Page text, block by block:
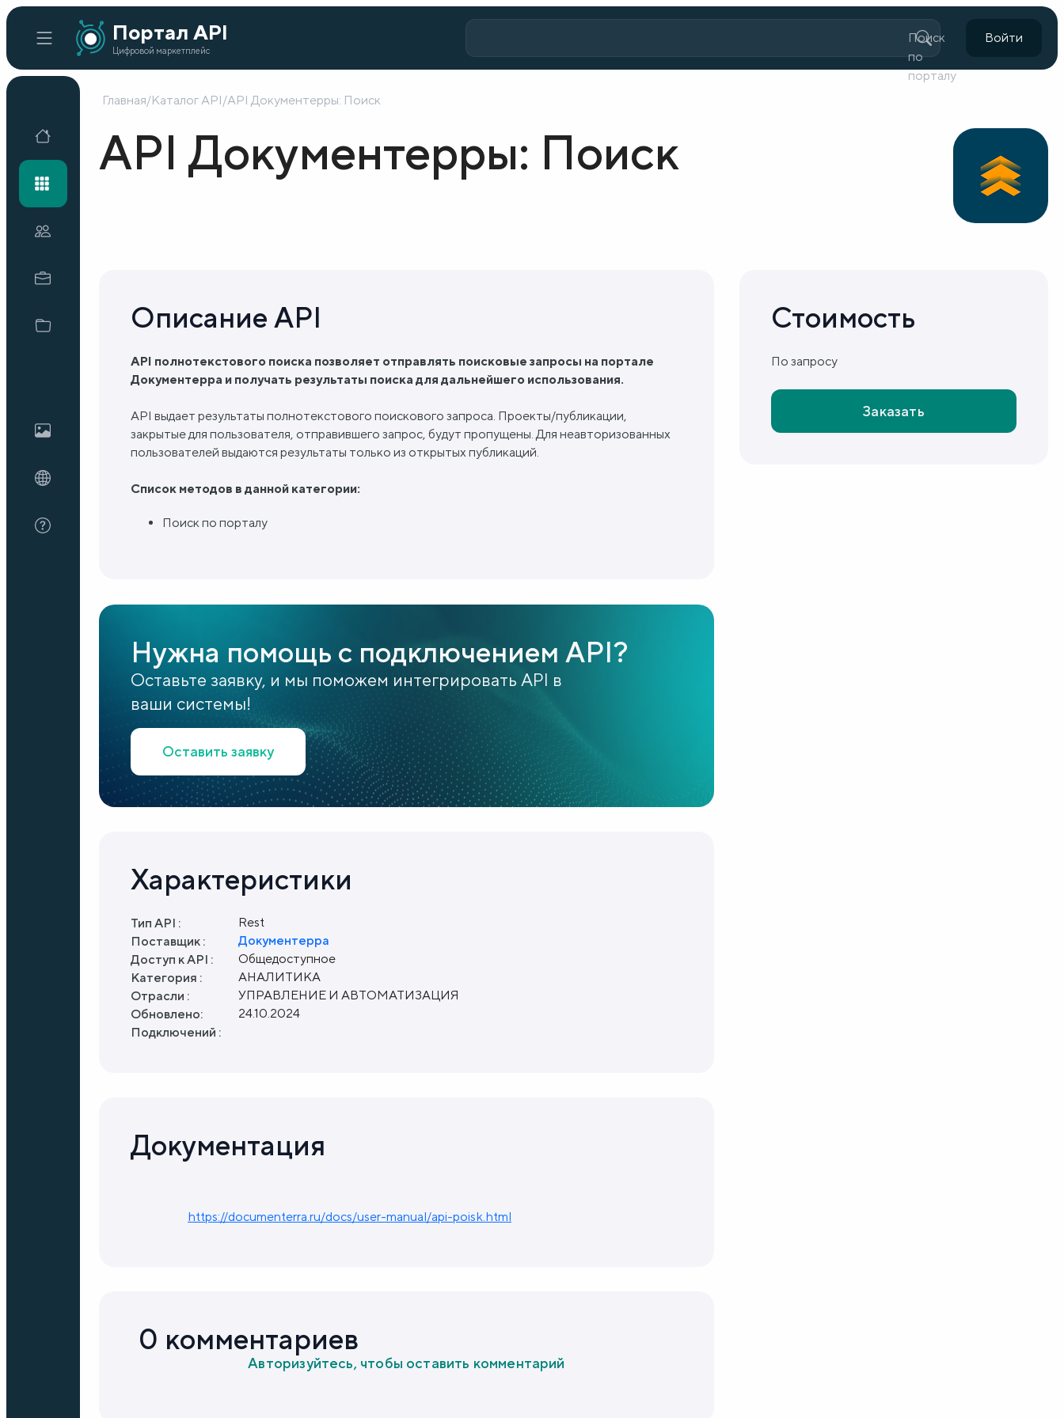
Портал API
Цифровой маркетплейс
Поиск
по
порталу
Войти
Главная/Каталог API/API Документерры: Поиск
API Документерры: Поиск
Описание API
API полнотекстового поиска позволяет отправлять поисковые запросы на портале
Документерра и получать результаты поиска для дальнейшего использования.
API выдает результаты полнотекстового поискового запроса. Проекты/публикации,
закрытые для пользователя, отправившего запрос, будут пропущены. Для неавторизованных
пользователей выдаются результаты только из открытых публикаций.
Список методов в данной категории:
Поиск по порталу
Нужна помощь с подключением API?
Оставьте заявку, и мы поможем интегрировать API в
ваши системы!
Оставить заявку
Характеристики
Тип API :
Rest
Поставщик :
Документерра
Доступ к API :
Общедоступное
Категория :
АНАЛИТИКА
Отрасли :
УПРАВЛЕНИЕ И АВТОМАТИЗАЦИЯ
Обновлено:
24.10.2024
Подключений :
Документация
https://documenterra.ru/docs/user-manual/api-poisk.html
Стоимость
По запросу
Заказать
0 комментариев
Авторизуйтесь, чтобы оставить комментарий